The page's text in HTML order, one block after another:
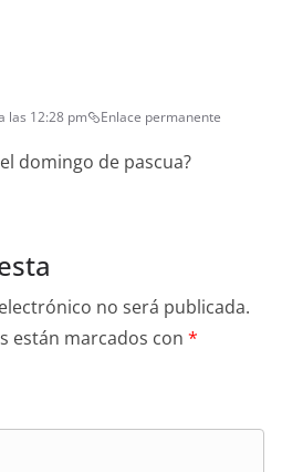
las 12:28 pm Enlace permanente
domingo de pascua?
no será publicada.
están marcados con *